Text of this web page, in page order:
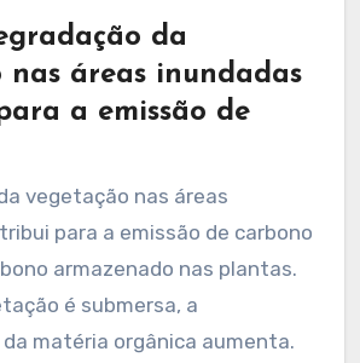
da
nas áreas inundadas
a emissão de
vegetação nas áreas
para a emissão de carbono
armazenado nas plantas.
é submersa, a
matéria orgânica aumenta.